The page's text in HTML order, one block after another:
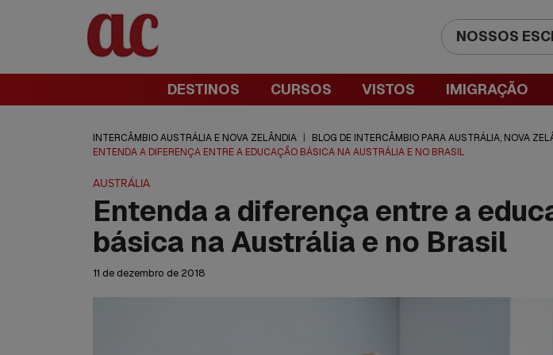
NOSSOS
DESTINOS CURSOS VISTOS IMIGRAÇÃO
INTERCÂMBIO AUSTRÁLIA E NOVA ZELÂNDIA BLOG DE INTERCÂMBIO PARA AUSTRÁLIA, NOVA
ENTENDA A DIFERENÇA ENTRE A EDUCAÇÃO BÁSICA NA AUSTRÁLIA E NO BRASIL
AUSTRÁLIA
Entenda a diferença entre a
básica na Austrália e no Brasil
11 de dezembro de 2018